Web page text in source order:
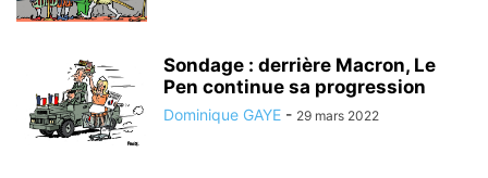
Sondage : derrière Macron, Le
Pen continue sa progression
Dominique GAYE - 29 mars 2022